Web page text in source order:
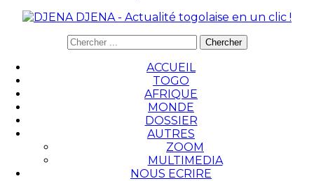
DJENA - Actualité togolaise en un clic !
ACCUEIL
TOGO
AFRIQUE
MONDE
DOSSIER
AUTRES
ZOOM
MULTIMEDIA
NOUS ECRIRE